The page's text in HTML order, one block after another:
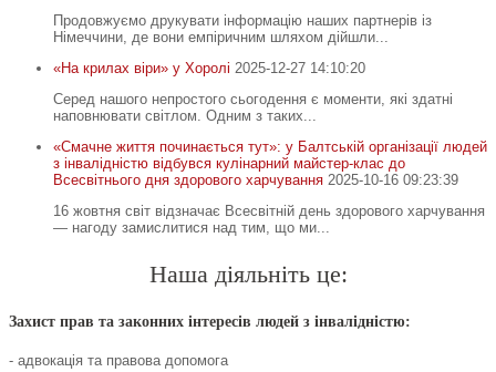
Продовжуємо друкувати інформацію наших партнерів із
Німеччини, де вони емпіричним шляхом дійшли...
«На крилах віри» у Хоролі 2025-12-27 14:10:20
Серед нашого непростого сьогодення є моменти, які здатні
наповнювати світлом. Одним з таких...
«Смачне життя починається тут»: у Балтській організації людей
з інвалідністю відбувся кулінарний майстер-клас до
Всесвітнього дня здорового харчування 2025-10-16 09:23:39
16 жовтня світ відзначає Всесвітній день здорового харчування
— нагоду замислитися над тим, що ми...
Наша діяльніть це:
Захист прав та законних інтересів людей з інвалідністю:
- адвокація та правова допомога